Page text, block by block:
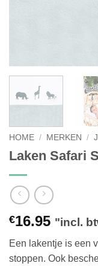
HOME / MERKEN /
Laken Safari
€16.95 "incl.
Een lakentje is een
stoppen. Ook